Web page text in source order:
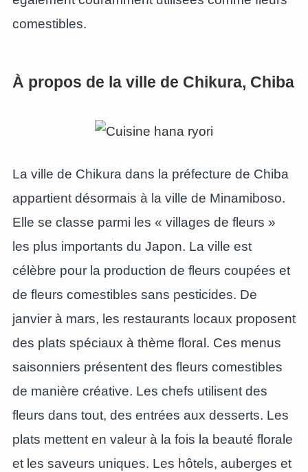
comestibles.
À propos de la ville de Chikura, Chiba
La ville de Chikura dans la préfecture de Chiba
appartient désormais à la ville de Minamiboso.
Elle se classe parmi les « villages de fleurs »
les plus importants du Japon. La ville est
célèbre pour la production de fleurs coupées et
de fleurs comestibles sans pesticides. De
janvier à mars, les restaurants locaux proposent
des plats spéciaux à thème floral. Ces menus
saisonniers présentent des fleurs comestibles
de manière créative. Les chefs utilisent des
fleurs dans tout, des entrées aux desserts. Les
plats mettent en valeur à la fois la beauté florale
et les saveurs uniques. Les hôtels, auberges et